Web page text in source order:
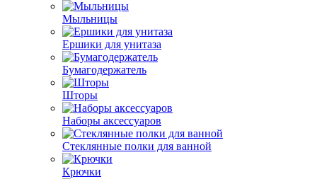
Мыльницы
Ершики для унитаза
Бумагодержатель
Шторы
Наборы аксессуаров
Стеклянные полки для ванной‎
Крючки